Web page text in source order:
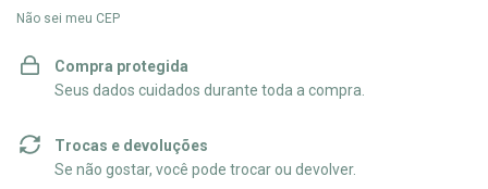
Não sei meu CEP
Compra protegida
Seus dados cuidados durante toda a compra.
Trocas e devoluções
Se não gostar, você pode trocar ou devolver.